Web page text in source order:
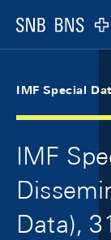
Logo
IMF Special
IMF
Data),